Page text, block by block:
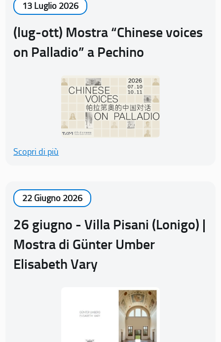
13 Luglio 2026
(lug-ott) Mostra “Chinese voices
on Palladio” a Pechino
Scopri di più
22 Giugno 2026
26 giugno - Villa Pisani (Lonigo) |
Mostra di Günter Umber
Elisabeth Vary